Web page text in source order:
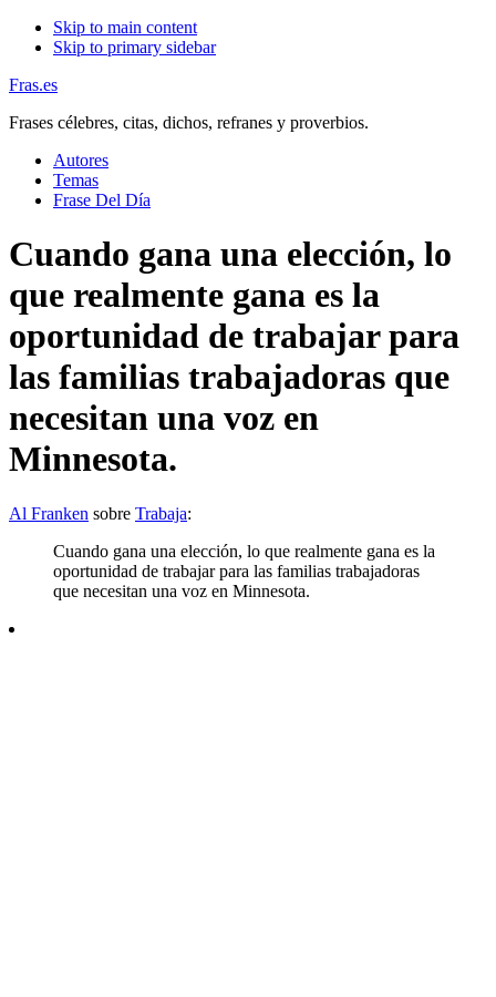
Skip to main content
Skip to primary sidebar
Fras.es
Frases célebres, citas, dichos, refranes y proverbios.
Autores
Temas
Frase Del Día
Cuando gana una elección, lo
que realmente gana es la
oportunidad de trabajar para
las familias trabajadoras que
necesitan una voz en
Minnesota.
Al Franken sobre Trabaja:
Cuando gana una elección, lo que realmente gana es la
oportunidad de trabajar para las familias trabajadoras
que necesitan una voz en Minnesota.